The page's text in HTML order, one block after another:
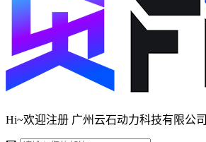
Hi~欢迎注册 广州云石动力科技有限公司